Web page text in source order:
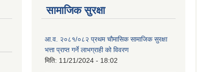
सामाजिक सुरक्षा
आ.व. २०८१/०८२ प्रथम चौमासिक सामाजिक सुरक्षा
भत्ता प्राप्त गर्ने लाभग्राही को विवरण
मिति: 11/21/2024 - 18:02